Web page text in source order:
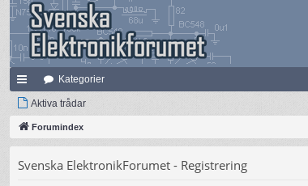
na
bb
Kategorier
Aktiva trådar
Forumindex
Svenska ElektronikForumet - Registrering